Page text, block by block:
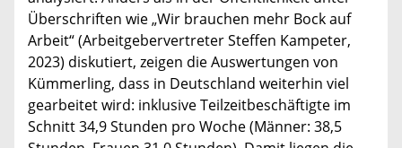
Überschriften wie „Wir brauchen mehr Bock auf
Arbeit“ (Arbeitgebervertreter Steffen Kampeter,
2023) diskutiert, zeigen die Auswertungen von
Kümmerling, dass in Deutschland weiterhin viel
gearbeitet wird: inklusive Teilzeitbeschäftigte im
Schnitt 34,9 Stunden pro Woche (Männer: 38,5